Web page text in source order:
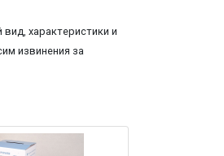
характеристики и
извинения за